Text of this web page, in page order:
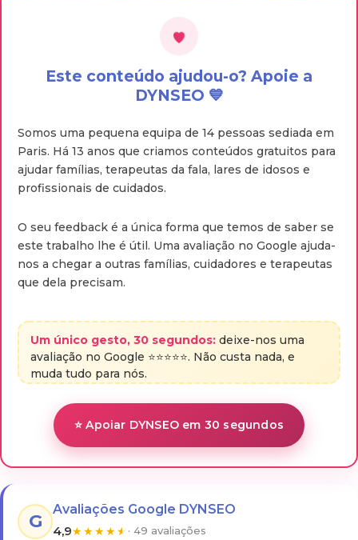
Este conteúdo ajudou-o? Apoie a
DYNSEO 💙
Somos uma pequena equipa de 14 pessoas sediada em
Paris. Há 13 anos que criamos conteúdos gratuitos para
ajudar famílias, terapeutas da fala, lares de idosos e
profissionais de cuidados.
O seu feedback é a única forma que temos de saber se
este trabalho lhe é útil. Uma avaliação no Google ajuda-
nos a chegar a outras famílias, cuidadores e terapeutas
que dela precisam.
Um único gesto, 30 segundos: deixe-nos uma
avaliação no Google ⭐⭐⭐⭐⭐. Não custa nada, e
muda tudo para nós.
⭐ Apoiar DYNSEO em 30 segundos
G
Avaliações Google DYNSEO
4,9★★★★★ · 49 avaliações